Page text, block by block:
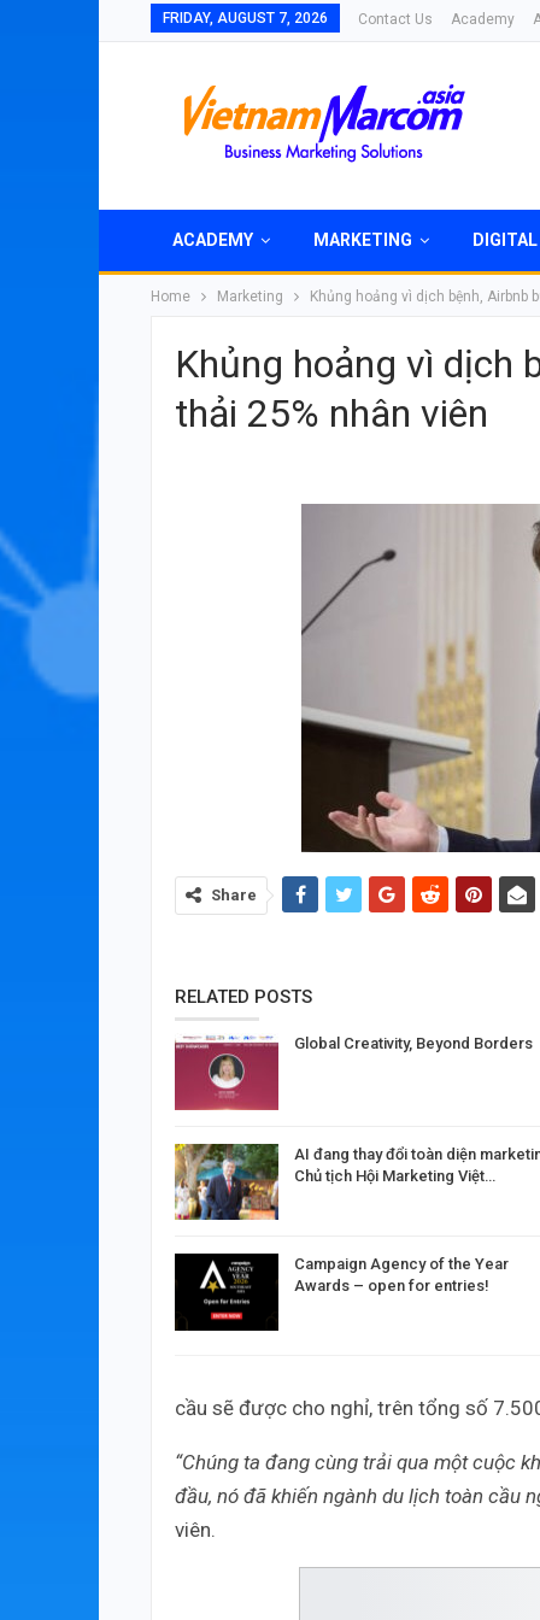
FRIDAY, AUGUST 7, 2026 Contact Us Academy
ACADEMY MARKETING DIGITAL
Home Marketing Khủng hoảng vì dịch bệnh, Airbnb
Khủng hoảng vì dịch
thải 25% nhân viên
Share
RELATED POSTS
Global Creativity, Beyond Borders
AI đang thay đổi toàn diện
Chủ tịch Hội Marketing Việt…
Campaign Agency of the Year
Awards – open for entries!
cầu sẽ được cho nghỉ, trên tổng số
“Chúng ta đang cùng trải qua một cuộc
đầu, nó đã khiến ngành du lịch toàn cầu
viên.